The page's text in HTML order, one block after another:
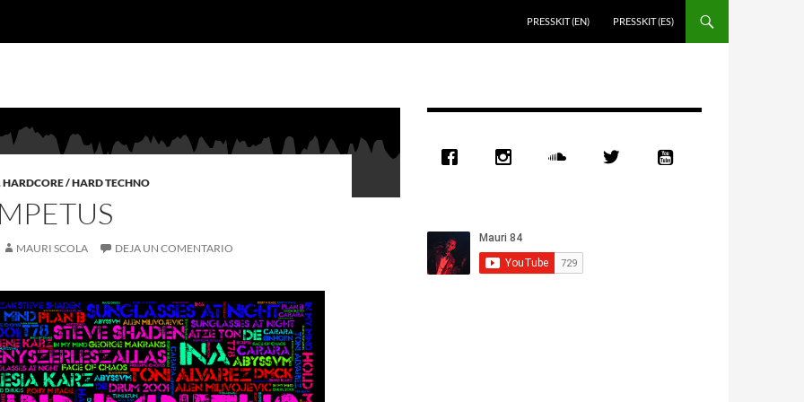
PRESSKIT (EN) PRESSKIT (ES)
HARDCORE / HARD TECHNO
MAURI SCOLA DEJA UN COMENTARIO